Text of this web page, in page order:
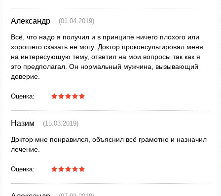
Александр (01.04.2019)
Всё, что надо я получил и в принципе ничего плохого или
хорошего сказать не могу. Доктор проконсультировал меня
на интересующую тему, ответил на мои вопросы так как я
это предполагал. Он нормальный мужчина, вызывающий
доверие.
Оценка:
Назим (15.03.2019)
Доктор мне понравился, объяснил всё грамотно и назначил
лечение.
Оценка: